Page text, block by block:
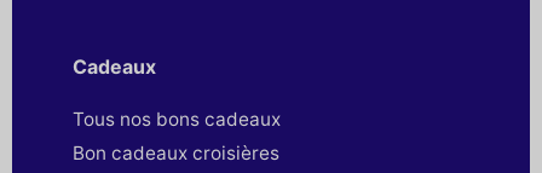
Cadeaux
Tous nos bons cadeaux
Bon cadeaux croisières